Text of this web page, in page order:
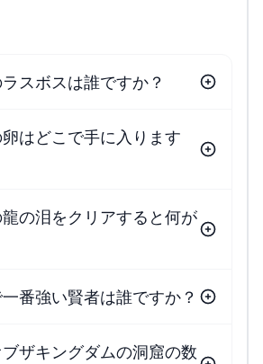
スボスは誰ですか？
はどこで手に入ります
の泪をクリアすると何が
番強い賢者は誰ですか？
ザキングダムの洞窟の数